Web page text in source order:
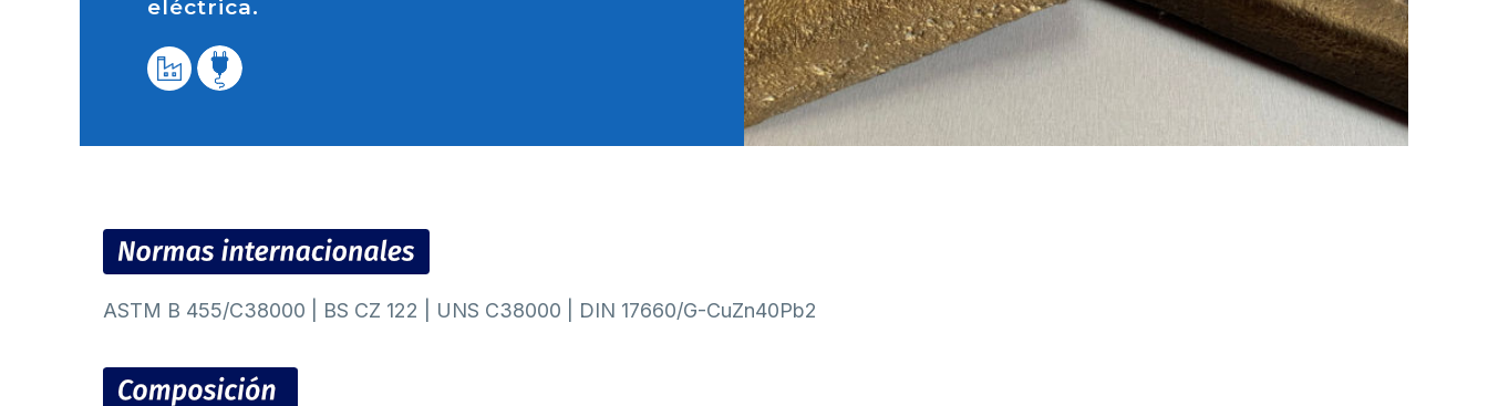
eléctrica.
ASTM B 455/C38000 | BS CZ 122 | UNS C38000 | DIN 17660/G-CuZn40Pb2